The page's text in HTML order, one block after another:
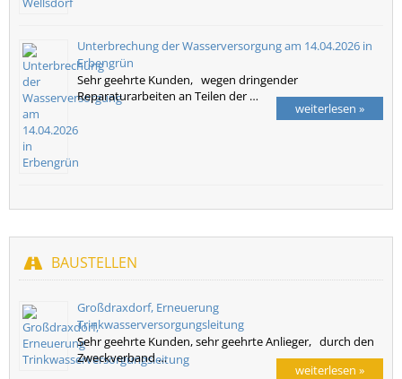
Unterbrechung der Wasserversorgung am 14.04.2026 in
Erbengrün
Sehr geehrte Kunden, wegen dringender
Reparaturarbeiten an Teilen der …
weiterlesen »
BAUSTELLEN
Großdraxdorf, Erneuerung
Trinkwasserversorgungsleitung
Sehr geehrte Kunden, sehr geehrte Anlieger, durch den
Zweckverband …
weiterlesen »